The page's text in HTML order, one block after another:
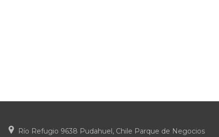
Río Refugio 9638 Pudahuel, Chile Parque de Negocios